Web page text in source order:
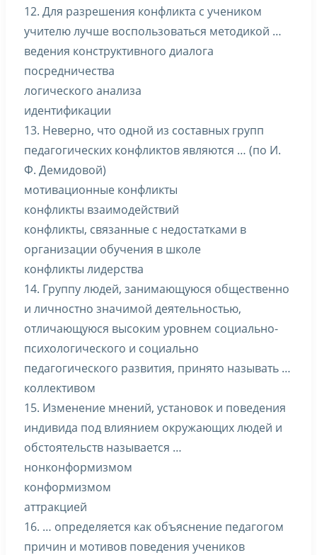
12. Для разрешения конфликта с учеником
учителю лучше воспользоваться методикой …
ведения конструктивного диалога
посредничества
логического анализа
идентификации
13. Неверно, что одной из составных групп
педагогических конфликтов являются … (по И.
Ф. Демидовой)
мотивационные конфликты
конфликты взаимодействий
конфликты, связанные с недостатками в
организации обучения в школе
конфликты лидерства
14. Группу людей, занимающуюся общественно
и личностно значимой деятельностью,
отличающуюся высоким уровнем социально-
психологического и социально
педагогического развития, принято называть …
коллективом
15. Изменение мнений, установок и поведения
индивида под влиянием окружающих людей и
обстоятельств называется …
нонконформизмом
конформизмом
аттракцией
16. … определяется как объяснение педагогом
причин и мотивов поведения учеников